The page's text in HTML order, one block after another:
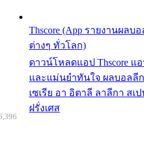
Thscore (App รายงานผล
ต่างๆ ทั่วโลก)
ดาวน์โหลดแอป Thscore แ
และแม่นยำทันใจ ผลบอลลี
เซเรีย อา อิตาลี ลาลีกา สเ
ฝรั่งเศส